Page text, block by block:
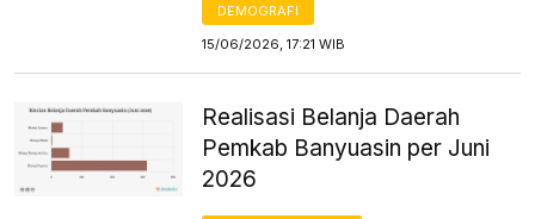
DEMOGRAFI
15/06/2026, 17:21 WIB
Realisasi Belanja Daerah
Pemkab Banyuasin per Juni
2026